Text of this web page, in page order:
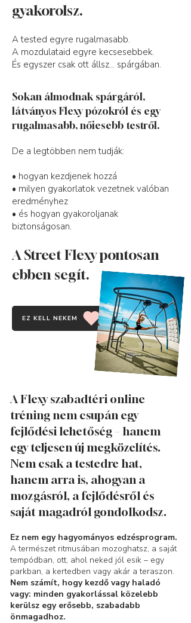
gyakorolsz.
A tested egyre rugalmasabb.
A mozdulataid egyre kecsesebbek.
És egyszer csak ott állsz… spárgában.
Sokan álmodnak spárgáról,
látványos Flexy pózokról és egy
rugalmasabb, nőiesebb testről.
De a legtöbben nem tudják:
• hogyan kezdjenek hozzá
• milyen gyakorlatok vezetnek valóban
eredményhez
• és hogyan gyakoroljanak
biztonságosan.
A Street Flexy pontosan
ebben segít.
EZ KELL NEKEM
​A Flexy szabadtéri online
tréning nem csupán egy
fejlődési lehetőség – hanem
egy teljesen új megközelítés.
Nem csak a testedre hat,
hanem arra is, ahogyan a
mozgásról, a fejlődésről és
saját magadról gondolkodsz.
Ez nem egy hagyományos edzésprogram.
A természet ritmusában mozoghatsz, a saját
tempódban, ott, ahol neked jól esik – egy
parkban, a kertedben vagy akár a teraszon.
Nem számít, hogy kezdő vagy haladó
vagy: minden gyakorlással közelebb
kerülsz egy erősebb, szabadabb
önmagadhoz.